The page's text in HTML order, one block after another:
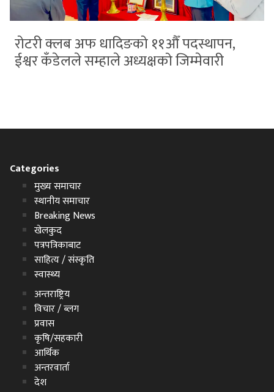
रोटरी क्लब अफ धादिङको ११औँ पदस्थापन,
ईश्वर कँडेलले सम्हाले अध्यक्षको जिम्मेवारी
Categories
मुख्य समाचार
स्थानीय समाचार
Breaking News
खेलकुद
पत्रपत्रिकाबाट
साहित्य / संस्कृति
स्वास्थ्य
अन्तराष्ट्रिय
विचार / ब्लग
प्रवास
कृषि/सहकारी
आर्थिक
अन्तरवार्ता
देश